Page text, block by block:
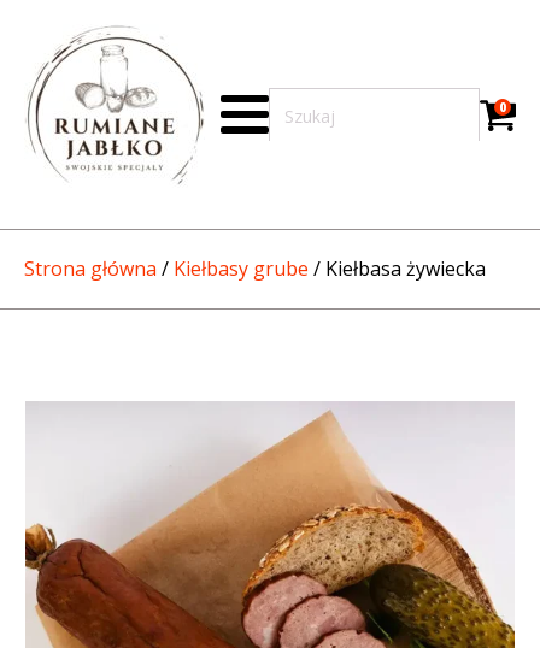
0
Strona główna / Kiełbasy grube / Kiełbasa żywiecka